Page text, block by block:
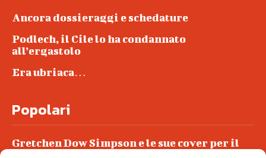
Ancora dossieraggi e schedature
Podlech, il Cile lo ha condannato
all’ergastolo
Era ubriaca…
Popolari
Gretchen Dow Simpson e le sue cover per il